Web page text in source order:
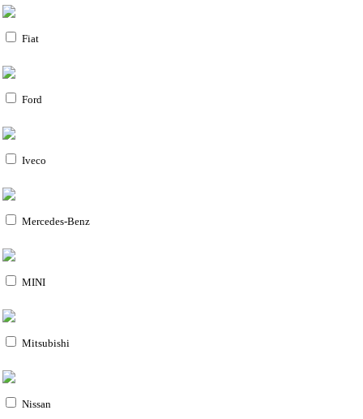
Fiat
Ford
Iveco
Mercedes-Benz
MINI
Mitsubishi
Nissan